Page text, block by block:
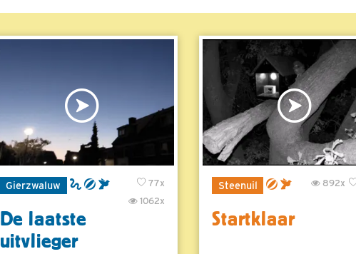
Gierzwaluw
77x
1062x
De laatste
uitvlieger
Steenuil 892x
Startklaar